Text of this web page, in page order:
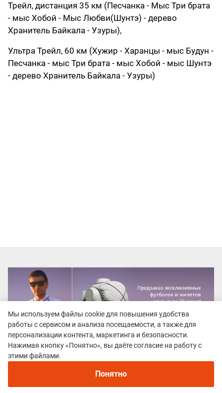
Трейл, дистанция 35 км (Песчанка - Мыс Три брата
- мыс Хобой - Мыс Любви(Шунтэ) - дерево
Хранитель Байкала - Узуры),
Ультра Трейл, 60 км (Хужир - Харанцы - мыс Будун -
Песчанка - мыс Три брата - мыс Хобой - мыс Шунтэ
- дерево Хранитель Байкала - Узуры)
Все гонки
Мы используем файлы cookie для повышения удобства
работы с сервисом и анализа посещаемости, а также для
персонализации контента, маркетинга и безопасности.
Нажимая кнопку «Понятно», вы даёте согласие на работу с
этими файлами.
Понятно